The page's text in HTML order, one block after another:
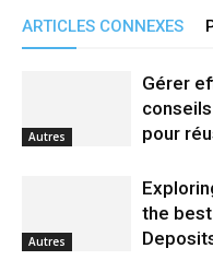
ARTICLES CONNEXES
Autres
Gérer
pour
Autres
the best